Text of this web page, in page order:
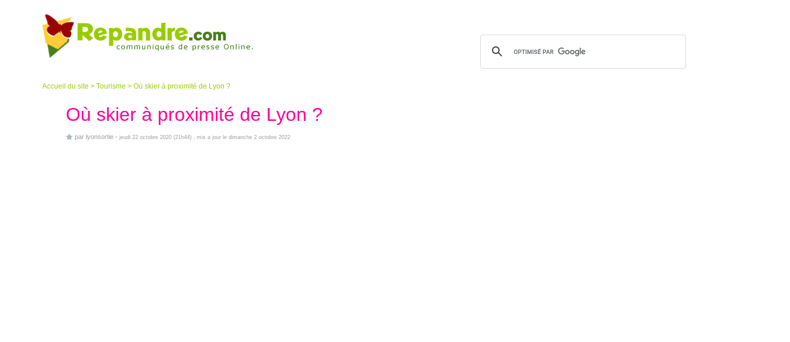
Accueil du site > Tourisme > Où skier à proximité de Lyon ?
Où skier à proximité de Lyon ?
par lyonsortie - jeudi 22 octobre 2020 (21h44) , mis a jour le dimanche 2 octobre 2022